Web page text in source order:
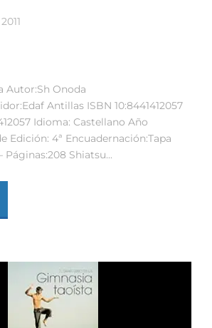
Autor:Sh Onoda
Antillas ISBN 10:8441412057
Idioma: Castellano Año
Edición: 4ª Encuadernación:Tapa
Shiatsu...